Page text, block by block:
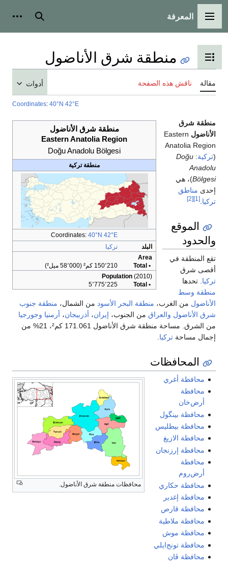
القائمة الرئيسية
المعرفة بحث
تبديل عرض جدول المحتويات
منطقة شرق الأناضول
مقالة ناقش هذه الصفحة أدوات
Coordinates: 40°N 42°E
منطقة شرق الأناضول
Eastern Anatolia Region
Doğu Anadolu Bölgesi
منطقة تركية
Coordinates: 40°N 42°E
البلد
تركيا
Area
• Total
150٬210 كم² (58٬000 ميل²)
Population (2010)
• Total
5٬775٬225
منطقة شرق
الأناضول Eastern
Anatolia Region
(تركية:
Doğu
Anadolu
Bölgesi)، هي
إحدى مناطق
تركيا [1]
[2]
الموقع
والحدود
تقع المنطقة في
أقصى شرق
تركيا. تحدها
منطقة وسط
الأناضول من الغرب، منطقة البحر الأسود من الشمال، منطقة جنوب
شرق الأناضول والعراق من الجنوب، إيران، أذربيجان، أرمنيا وجورجيا
من الشرق. مساحة منطقة شرق الأناضول 171.061 كم²، 21% من
إجمال مساحة تركيا.
المحافظات
محافظات منطقة شرق الأناضول.
محافظة أغري
محافظة
أرض‌خان
محافظة بينگول
محافظة بيطليس
محافظة الازيغ
محافظة إرزنجان
محافظة
أرض‌روم
محافظة حكاري
محافظة إغدير
محافظة قارص
محافظة ملاطية
محافظة موش
محافظة تونج‌ايلي
محافظة ڤان